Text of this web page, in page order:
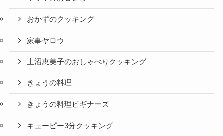
おかずのクッキング
家事ヤロウ
上沼恵美子のおしゃべりクッキング
きょうの料理
きょうの料理ビギナーズ
キューピー3分クッキング